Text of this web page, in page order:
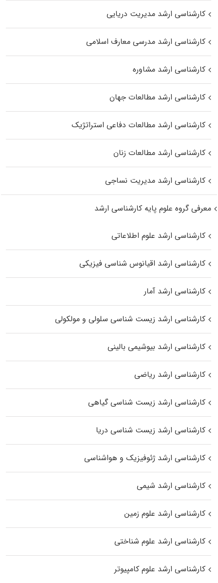
کارشناسی ارشد مدیریت دریایی
کارشناسی ارشد مدرسی معارف اسلامی
کارشناسی ارشد مشاوره
کارشناسی ارشد مطالعات جهان
کارشناسی ارشد مطالعات دفاعی استراتژیک
کارشناسی ارشد مطالعات زنان
کارشناسی ارشد مدیریت نساجی
معرفی گروه علوم پایه کارشناسی ارشد
کارشناسی ارشد علوم اطلاعاتی
کارشناسی ارشد اقیانوس‌ شناسی فیزیکی
کارشناسی ارشد آمار
کارشناسی ارشد زیست شناسی سلولی و مولکولی
کارشناسی ارشد بیوشیمی بالینی
کارشناسی ارشد ریاضی
کارشناسی ارشد زیست‌ شناسی گیاهی
کارشناسی ارشد زیست‌ شناسی دریا
کارشناسی ارشد ژئوفیزیک و هواشناسی
کارشناسی ارشد شیمی
کارشناسی ارشد علوم زمین
کارشناسی ارشد علوم شناختی
کارشناسی ارشد علوم کامپیوتر